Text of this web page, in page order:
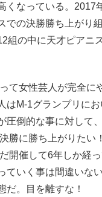
くなっている。2017
での決勝勝ち上がり
組の中に天才ピアニ
て女性芸人が完全に
はM-1グランプリに
圧倒的な事に対して
勝に勝ち上がりたい
開催して6年しか経
ていく事は間違いな
だ。目を離すな！